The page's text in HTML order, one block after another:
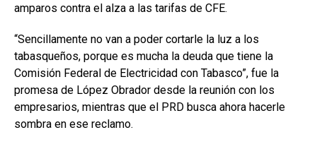
amparos contra el alza a las tarifas de CFE.
“Sencillamente no van a poder cortarle la luz a los
tabasqueños, porque es mucha la deuda que tiene la
Comisión Federal de Electricidad con Tabasco”, fue la
promesa de López Obrador desde la reunión con los
empresarios, mientras que el PRD busca ahora hacerle
sombra en ese reclamo.